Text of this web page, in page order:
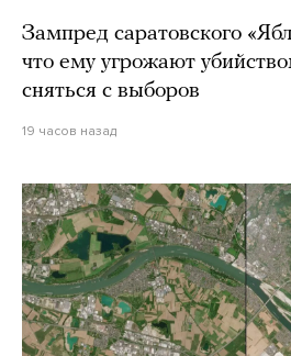
Зампред саратовского
что ему угрожают
сняться с выборов
19 часов назад